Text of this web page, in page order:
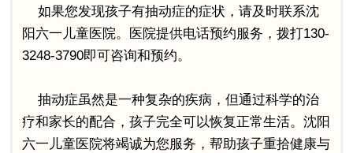
如果您发现孩子有抽动症的症状，请及时联系沈
阳六一儿童医院。医院提供电话预约服务，拨打130-
3248-3790即可咨询和预约。
抽动症虽然是一种复杂的疾病，但通过科学的治
疗和家长的配合，孩子完全可以恢复正常生活。沈阳
六一儿童医院将竭诚为您服务，帮助孩子重拾健康与